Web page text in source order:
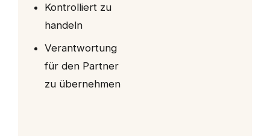
Kontrolliert zu
handeln
Verantwortung
für den Partner
zu übernehmen